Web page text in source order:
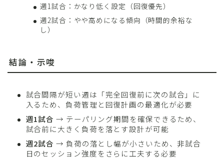
週1試合：かなり低く設定（回復優先）
週2試合：やや高めになる傾向（時間的余裕な
し）
結論・示唆
試合間隔が短い週は「完全回復前に次の試合」に
入るため、負荷管理と回復計画の最適化が必要
週1試合 → テーパリング期間を確保できるため、
試合前に大きく負荷を落とす設計が可能
週2試合 → 負荷の落とし幅が小さいため、非試合
日のセッション強度をさらに工夫する必要